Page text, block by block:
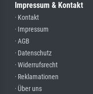
Impressum & Kontakt
· Kontakt
· Impressum
· AGB
· Datenschutz
· Widerrufsrecht
· Reklamationen
· Über uns